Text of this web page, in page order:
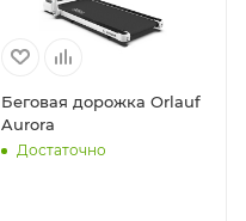
Беговая дорожка Orlauf
Aurora
Достаточно